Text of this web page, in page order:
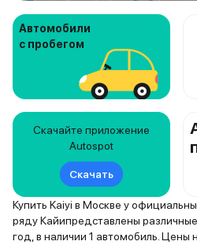
Автомобили
с пробегом
Скачайте приложение
Autospot
Скачать
Купить Kaiyi в Москве у
ряду Кайипредставлены
год, в наличии 1 автомобиль. Цены